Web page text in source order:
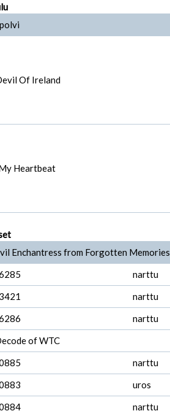
Of Ireland
Heartbeat
Enchantress from Forgotten Memories
narttu
narttu
narttu
of WTC
narttu
uros
narttu